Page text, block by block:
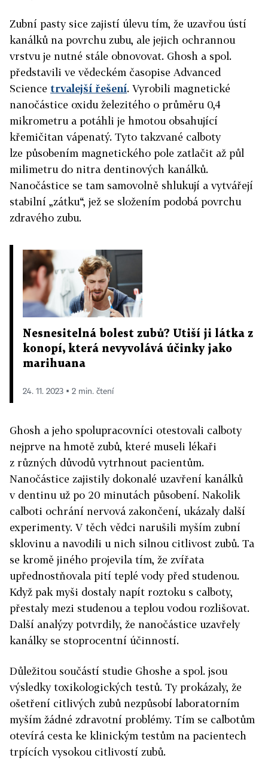
Zubní pasty sice zajistí úlevu tím, že uzavřou ústí
kanálků na povrchu zubu, ale jejich ochrannou
vrstvu je nutné stále obnovovat. Ghosh a spol.
představili ve vědeckém časopise Advanced
Science trvalejší řešení. Vyrobili magnetické
nanočástice oxidu železitého o průměru 0,4
mikrometru a potáhli je hmotou obsahující
křemičitan vápenatý. Tyto takzvané calboty
lze působením magnetického pole zatlačit až půl
milimetru do nitra dentinových kanálků.
Nanočástice se tam samovolně shlukují a vytvářejí
stabilní „zátku“, jež se složením podobá povrchu
zdravého zubu.
Nesnesitelná bolest zubů? Utiší ji látka z
konopí, která nevyvolává účinky jako
marihuana
24. 11. 2023 ▪ 2 min. čtení
Ghosh a jeho spolupracovníci otestovali calboty
nejprve na hmotě zubů, které museli lékaři
z různých důvodů vytrhnout pacientům.
Nanočástice zajistily dokonalé uzavření kanálků
v dentinu už po 20 minutách působení. Nakolik
calboti ochrání nervová zakončení, ukázaly další
experimenty. V těch vědci narušili myším zubní
sklovinu a navodili u nich silnou citlivost zubů. Ta
se kromě jiného projevila tím, že zvířata
upřednostňovala pití teplé vody před studenou.
Když pak myši dostaly napít roztoku s calboty,
přestaly mezi studenou a teplou vodou rozlišovat.
Další analýzy potvrdily, že nanočástice uzavřely
kanálky se stoprocentní účinností.
Důležitou součástí studie Ghoshe a spol. jsou
výsledky toxikologických testů. Ty prokázaly, že
ošetření citlivých zubů nezpůsobí laboratorním
myším žádné zdravotní problémy. Tím se calbotům
otevírá cesta ke klinickým testům na pacientech
trpících vysokou citlivostí zubů.